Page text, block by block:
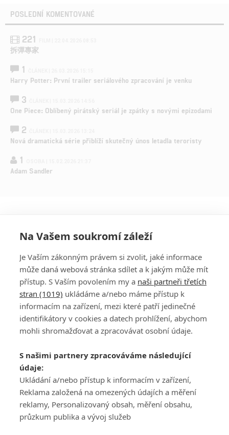
POSLEDNÍ KOMENTOVANÉ
221
拆彈專家
1
Harry Potter: První trailer seriálového zpracování je venku
3
One Piece: Oblíbený pirátský seriál je zpátky s novými epizodami
2
Nová dramatická série přiblíží skutečný únos letadla teroristy
1
Adam Sandler
PŘIHLÁSIT
REGISTROVAT
DISKUZE
Šéfredaktorkou webu jePetr Slavík, e-mailserialy@fandimefilmu.cz
Máte-li zájem o inzerci na našem webu napište nám na e-mail
studio@koncal.com
Ochrana osobních údajů|Zásady používání cookies |Pravidla webu
Upravit nastavení soukromí
Na Vašem soukromí záleží
Je Vaším zákonným právem si zvolit, jaké informace
může daná webová stránka sdílet a k jakým může mít
přístup. S Vaším povolením my a naši partneři třetích
stran (1019) ukládáme a/nebo máme přístup k
informacím na zařízení, mezi které patří jedinečné
identifikátory v cookies a datech prohlížení, abychom
mohli shromažďovat a zpracovávat osobní údaje.
S našimi partnery zpracováváme následující
údaje:
Ukládání a/nebo přístup k informacím v zařízení,
Reklama založená na omezených údajích a měření
reklamy, Personalizovaný obsah, měření obsahu,
průzkum publika a vývoj služeb